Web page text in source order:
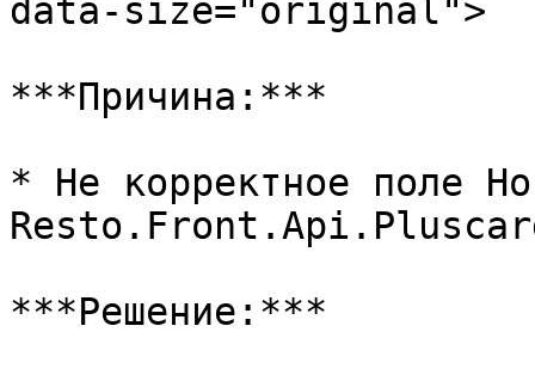
data-size="original">
***Причина:***
* Не корректное поле
***Решение:***